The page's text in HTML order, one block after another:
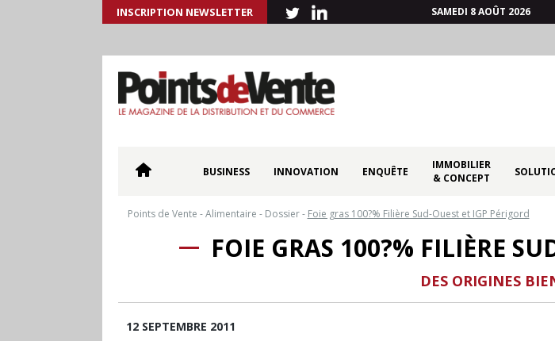
INSCRIPTION NEWSLETTER SAMEDI 8 AOÛT 2026
BUSINESS INNOVATION ENQUÊTE
IMMOBILIER
& CONCEPT
Points de Vente -Alimentaire - Dossier- Foie gras 100?% Filière Sud-Ouest et IGP Périgord
FOIE GRAS 100?% FILIÈRE
DES ORIGINES
12 SEPTEMBRE 2011